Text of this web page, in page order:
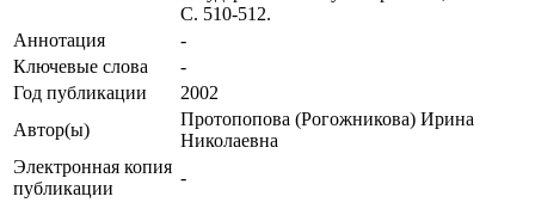
С. 510-512.
Аннотация
-
Ключевые cлова
-
Год публикации
2002
Автор(ы)
Протопопова (Рогожникова) Ирина
Николаевна
Электронная копия
публикации
-